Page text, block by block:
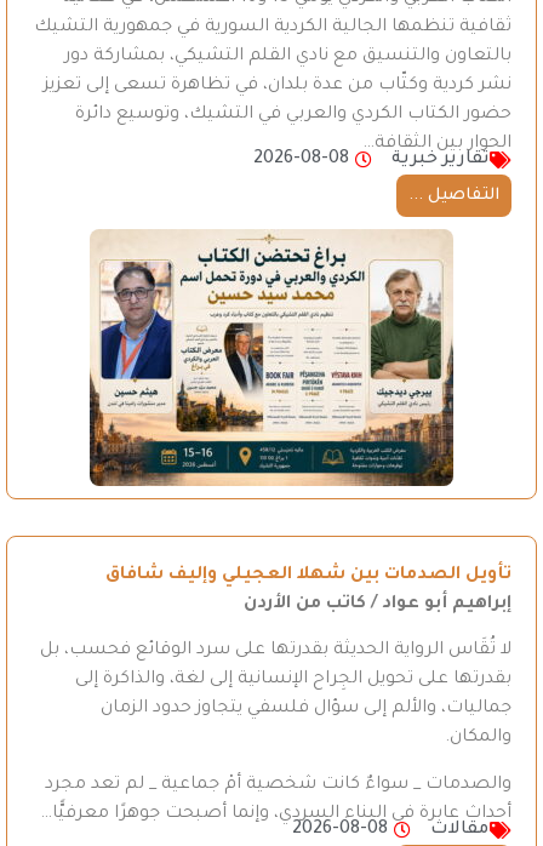
ثقافية تنظمها الجالية الكردية السورية في جمهورية التشيك
بالتعاون والتنسيق مع نادي القلم التشيكي، بمشاركة دور
نشر كردية وكتّاب من عدة بلدان، في تظاهرة تسعى إلى تعزيز
حضور الكتاب الكردي والعربي في التشيك، وتوسيع دائرة
الحوار بين الثقافة…
تقارير خبرية
2026-08-08
التفاصيل ...
تأويل الصدمات بين شهلا العجيلي وإليف شافاق
إبراهيم أبو عواد / كاتب من الأردن
لا تُقَاس الرواية الحديثة بقدرتها على سرد الوقائع فحسب، بل
بقدرتها على تحويل الجِراح الإنسانية إلى لغة، والذاكرة إلى
جماليات، والألم إلى سؤال فلسفي يتجاوز حدود الزمان
والمكان.
والصدمات _ سواءٌ كانت شخصية أمْ جماعية _ لم تعد مجرد
أحداث عابرة في البناء السردي، وإنما أصبحت جوهرًا معرفيًّا…
مقالات
2026-08-08